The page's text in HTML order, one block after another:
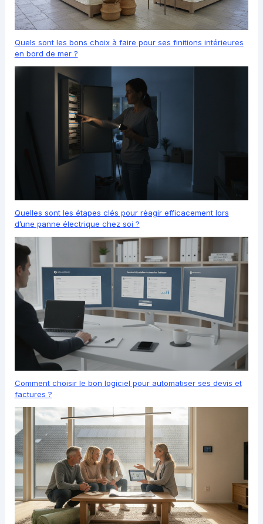
Quels sont les bons choix à faire pour ses finitions intérieures
en bord de mer ?
Quelles sont les étapes clés pour réagir efficacement lors
d’une panne électrique chez soi ?
Comment choisir le bon logiciel pour automatiser ses devis et
factures ?